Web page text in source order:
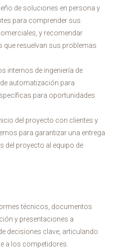
de soluciones en persona y
para comprender sus
y recomendar
que resuelvan sus problemas
internos de ingeniería de
automatización para
para oportunidades
del proyecto con clientes y
para garantizar una entrega
del proyecto al equipo de
técnicos, documentos
y presentaciones a
decisiones clave, articulando
a los competidores.